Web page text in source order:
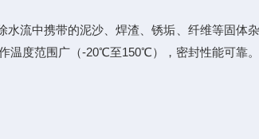
流中携带的泥沙、焊渣、锈垢、纤维等固体
温度范围广（-20℃至150℃），密封性能可靠